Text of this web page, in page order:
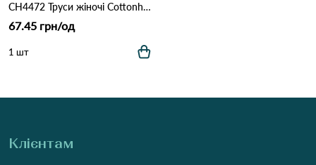
CH4472 Труси жіночі Cottonhill 2d Бордовий
67.45 грн/од
1 шт
Клієнтам